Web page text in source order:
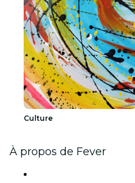
Culture
À propos de Fever